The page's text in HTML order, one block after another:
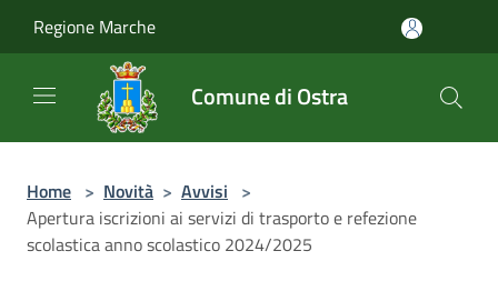
Regione Marche
Comune di Ostra
Home > Novità > Avvisi >
Apertura iscrizioni ai servizi di trasporto e refezione
scolastica anno scolastico 2024/2025